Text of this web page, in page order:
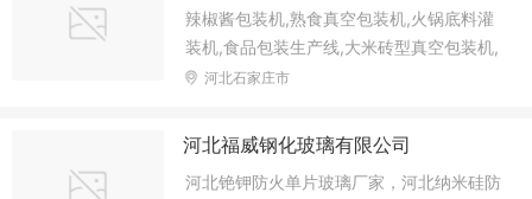
辣椒酱包装机,熟食真空包装机,火锅底料灌
装机,食品包装生产线,大米砖型真空包装机,
辣椒籽包装机,火锅底料包装机,粉剂包装机,
河北石家庄市
河北福威钢化玻璃有限公司
河北铯钾防火单片玻璃厂家，河北纳米硅防